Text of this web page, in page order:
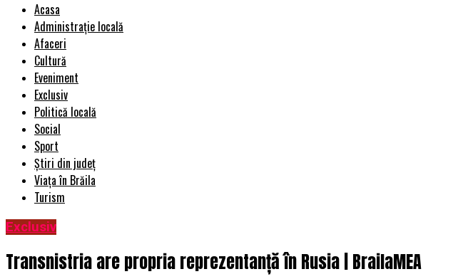
Acasa
Administrație locală
Afaceri
Cultură
Eveniment
Exclusiv
Politică locală
Social
Sport
Știri din județ
Viața în Brăila
Turism
Exclusiv
Transnistria are propria reprezentanță în Rusia | BrailaMEA